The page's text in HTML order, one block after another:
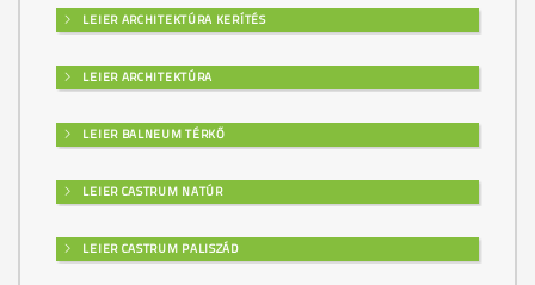
LEIER ARCHITEKTÚRA KERÍTÉS
LEIER ARCHITEKTÚRA
LEIER BALNEUM TÉRKŐ
LEIER CASTRUM NATÚR
LEIER CASTRUM PALISZÁD